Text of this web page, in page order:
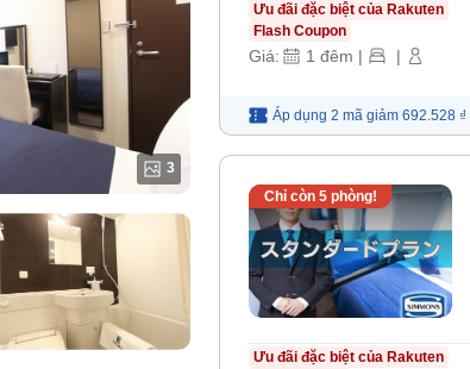
3
Ưu đãi đặc biệt của Rakuten
Flash Coupon
Giá: 1 đêm | |
Áp dụng 2 mã giảm 692.528 ₫
Chỉ còn 5phòng!
Ưu đãi đặc biệt của Rakuten